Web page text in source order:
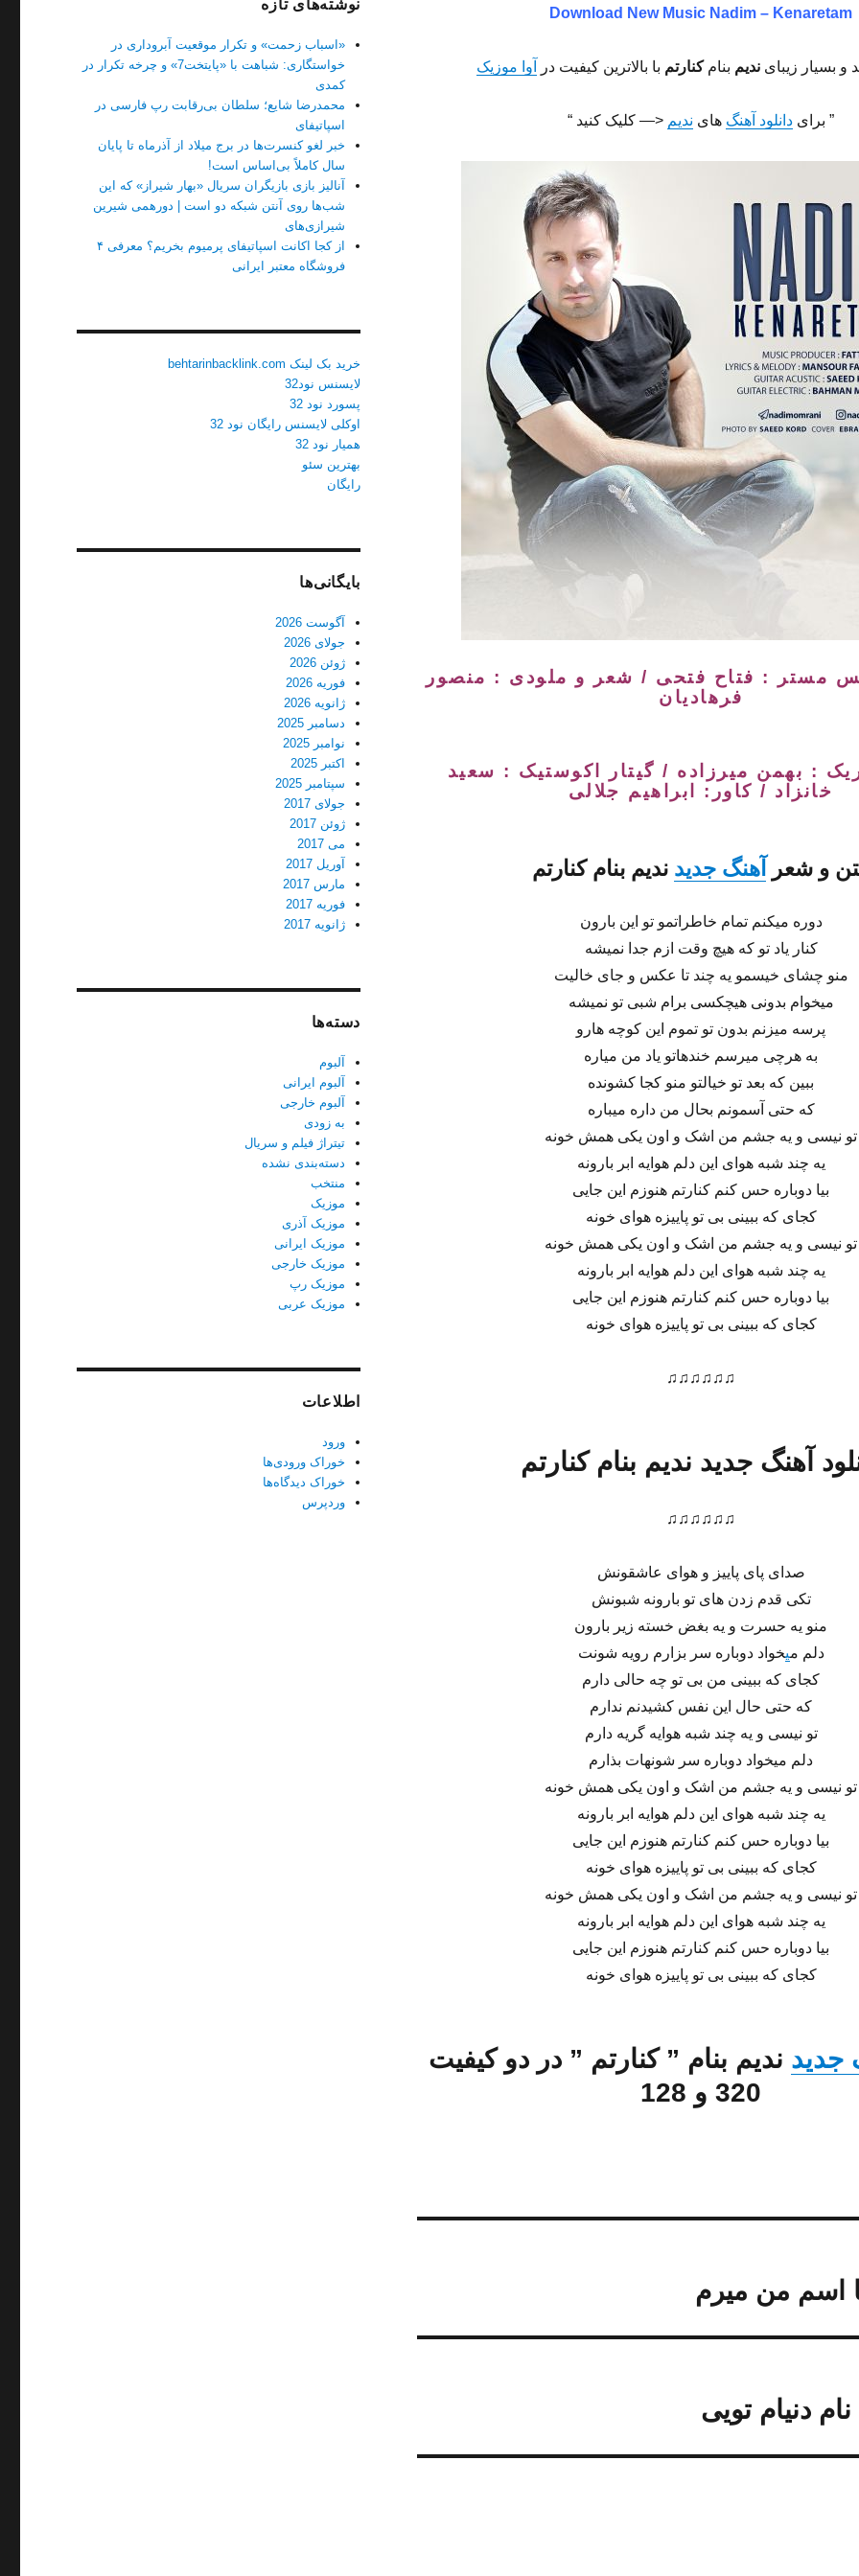
Download New Music Nadim – Kenaretam
و بسیار زیبای ندیم بنام کنارتم با بالاترین کیفیت در آوا موزیک
” برای دانلود آهنگ های ندیم <— کلیک کنید “
مستر : فتاح فتحی / شعر و ملودی : منصور
فرهادیان
: بهمن میرزاده / گیتار اکوستیک : سعید
خانزاد / کاور: ابراهیم جلالی
و شعر آهنگ جدید ندیم بنامکنارتم
دوره میکنم تمام خاطراتمو تو این بارون
کنار یاد تو که هیچ وقت ازم جدا نمیشه
منو چشای خیسمو یه چند تا عکس و جای خالیت
میخوام بدونی هیچکسی برام شبی تو نمیشه
پرسه میزنم بدون تو تموم این کوچه هارو
به هرچی میرسم خندهاتو یاد من میاره
ببین که بعد تو خیالتو منو کجا کشونده
که حتی آسمونم بحال من داره میباره
تو نیسی و یه جشم من اشک و اون یکی همش خونه
یه چند شبه هوای این دلم هوایه ابر بارونه
بیا دوباره حس کنم کنارتم هنوزم این جایی
کجای که ببینی بی تو پاییزه هوای خونه
تو نیسی و یه جشم من اشک و اون یکی همش خونه
یه چند شبه هوای این دلم هوایه ابر بارونه
بیا دوباره حس کنم کنارتم هنوزم این جایی
کجای که ببینی بی تو پاییزه هوای خونه
♫♫♫♫♫♫
آهنگ جدید ندیم بنام کنارتم
♫♫♫♫♫♫
صدای پای پاییز و هوای عاشقونش
تکی قدم زدن های تو بارونه شبونش
منو یه حسرت و یه بغض خسته زیر بارون
دلم میخواد دوباره سر بزارم رویه شونت
کجای که ببینی من بی تو چه حالی دارم
که حتی حال این نفس کشیدنم ندارم
تو نیسی و یه چند شبه هوایه گریه دارم
دلم میخواد دوباره سر شونهات بذارم
تو نیسی و یه جشم من اشک و اون یکی همش خونه
یه چند شبه هوای این دلم هوایه ابر بارونه
بیا دوباره حس کنم کنارتم هنوزم این جایی
کجای که ببینی بی تو پاییزه هوای خونه
تو نیسی و یه جشم من اشک و اون یکی همش خونه
یه چند شبه هوای این دلم هوایه ابر بارونه
بیا دوباره حس کنم کنارتم هنوزم این جایی
کجای که ببینی بی تو پاییزه هوای خونه
جدید ندیم بنام ”کنارتم ” در دو کیفیت
320 و 128
اسم من میرم
دنیام تویی
نوشته‌های تازه
«اسباب زحمت» و تکرار موقعیت آبروداری در
خواستگاری: شباهت با «پایتخت7» و چرخه تکرار در
کمدی
محمدرضا شایع؛ سلطان بی‌رقابت رپ فارسی در
اسپاتیفای
خبر لغو کنسرت‌ها در برج میلاد از آذرماه تا پایان
سال کاملاً بی‌اساس است!
آنالیز بازی بازیگران سریال «بهار شیراز» که این
شب‌ها روی آنتن شبکه دو است | دورهمی شیرین
شیرازی‌های
از کجا اکانت اسپاتیفای پرمیوم بخریم؟ معرفی ۴
فروشگاه معتبر ایرانی
خرید بک لینک behtarinbacklink.com
لایسنس نود32
پسورد نود 32
اوکلی لایسنس رایگان نود 32
همیار نود 32
بهترین سئو
رایگان
بایگانی‌ها
آگوست 2026
جولای 2026
ژوئن 2026
فوریه 2026
ژانویه 2026
دسامبر 2025
نوامبر 2025
اکتبر 2025
سپتامبر 2025
جولای 2017
ژوئن 2017
می 2017
آوریل 2017
مارس 2017
فوریه 2017
ژانویه 2017
دسته‌ها
آلبوم
آلبوم ایرانی
آلبوم خارجی
به زودی
تیتراژ فیلم و سریال
دسته‌بندی نشده
منتخب
موزیک
موزیک آذری
موزیک ایرانی
موزیک خارجی
موزیک رپ
موزیک عربی
اطلاعات
ورود
خوراک ورودی‌ها
خوراک دیدگاه‌ها
وردپرس